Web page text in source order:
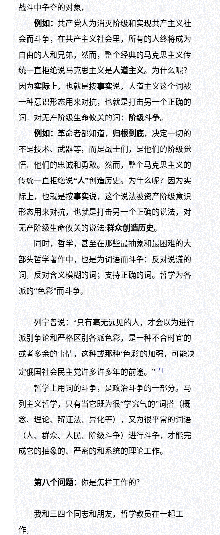
战斗中争夺的对象，
例如： 共产党人为消灭阶级和实现共产主义社
会而斗争，在共产主义社会里，所有的人终将成为
自由的人和兄弟，然而，整个经典的马克思主义传
统一直拒绝说马克思主义是人道主义。为什么呢？
因为实际上，也就是按事实说，人道主义这个词被
一种意识形态用来对抗，也就是打击另一个正确的
词，对无产阶级生命攸关的词：
阶级斗争。
例如： 革命者都知道， 归根到底，决定一切的
不是技术、武器等，而是战士们，是他们的阶级觉
悟、他们的忠诚和勇敢。然而，整个马克思主义的
传统一直拒绝说“人”创造历史。为什么呢？因为实
际上，也就是按事实说，这个说法被资产阶级意识
形态用来对抗，也就是打击另一个正确的说法，对
无产阶级生命攸关的说法:群众创造历史。
同时，哲学，甚至在那些最抽象和最困难的大
部头哲学著作中，也是为词语而斗争：反对说谎的
词，反对含义模糊的词；支持正确的词。哲学为各
派的“色彩”而斗争。
列宁曾说：“只有亳无远见的人，才会以为进行
派别争论和严格区别各派色彩，是一种不合时宜的
或者多余的事情，这种或那种‘色彩'的加强，可能决
定俄国社会民主党许多许多年的前途。”[2]
哲学上用词的斗争，是政治斗争的一部分。马
列主义哲学，只有当它既为很“学究气的”词搭（概
念、理论、辩证法、异化等），又为很平常的词语
（人、群众、人民、阶级斗争）进行斗争，才能完
成它的抽象的、严密的和系统的理论工作。
第八个问题： 你是怎样工作的？
我和三四个同志和朋友，哲学教员在一起工
作，